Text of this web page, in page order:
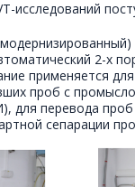
исследований
2-х
применяется
проб с
для перевода проб
сепарации